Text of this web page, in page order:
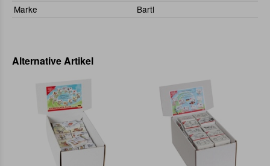
Marke
Bartl
Alternative Artikel